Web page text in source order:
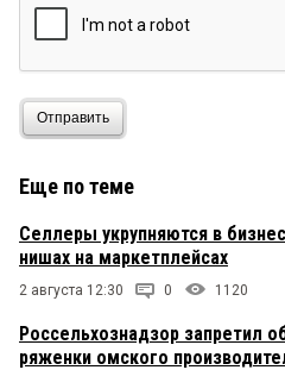
Отправить
Еще по теме
Селлеры укрупняются в
нишах на маркетплейсах
2 августа 12:30 0 1120
Россельхознадзор запретил
ряженки омского